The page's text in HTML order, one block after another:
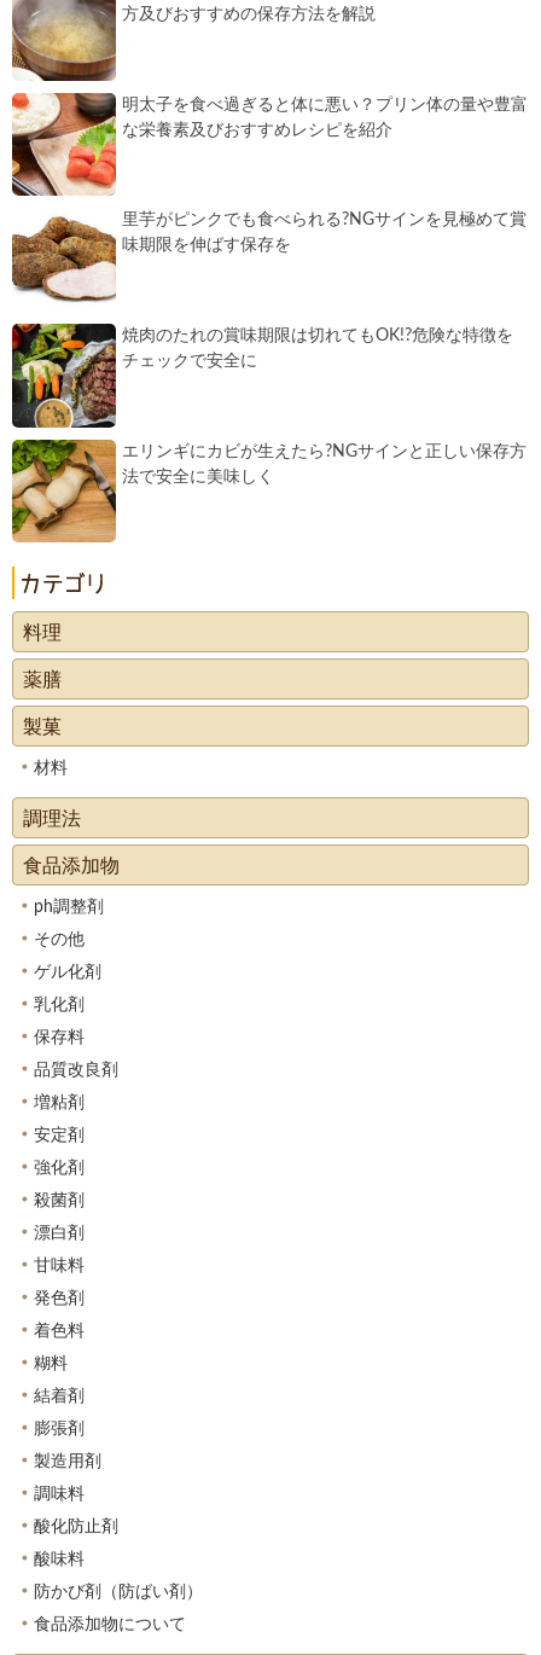
方及びおすすめの保存方法を解説
明太子を食べ過ぎると体に悪い？プリン体の量や豊富
な栄養素及びおすすめレシピを紹介
里芋がピンクでも食べられる?NGサインを見極めて賞
味期限を伸ばす保存を
焼肉のたれの賞味期限は切れてもOK!?危険な特徴を
チェックで安全に
エリンギにカビが生えたら?NGサインと正しい保存方
法で安全に美味しく
料理
薬膳
製菓
材料
調理法
食品添加物
ph調整剤
その他
ゲル化剤
乳化剤
保存料
品質改良剤
増粘剤
安定剤
強化剤
殺菌剤
漂白剤
甘味料
発色剤
着色料
糊料
結着剤
膨張剤
製造用剤
調味料
酸化防止剤
酸味料
防かび剤（防ばい剤）
食品添加物について